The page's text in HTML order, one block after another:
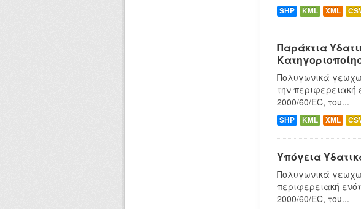
SHP KML XML
Παράκτια
Πολυγωνικά
την
2000/60/EC, του...
SHP KML XML
Υπόγεια
Πολυγωνικά
περιφερειακή
2000/60/EC, του...